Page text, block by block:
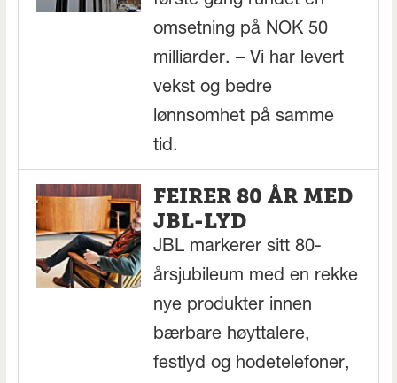
omsetning på NOK 50
milliarder. – Vi har levert
vekst og bedre
lønnsomhet på samme
tid.
FEIRER 80 ÅR MED
JBL-LYD
JBL markerer sitt 80-
årsjubileum med en rekke
nye produkter innen
bærbare høyttalere,
festlyd og hodetelefoner,